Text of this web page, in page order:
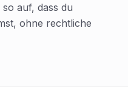
auf, dass du
ohne rechtliche